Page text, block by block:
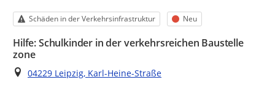
Kategorie
Schäden in der Verkehrsinfrastruktur Status
Neu
Hilfe: Schulkinder in der verkehrsreichen Baustelle
zone
Ort
04229 Leipzig, Karl-Heine-Straße